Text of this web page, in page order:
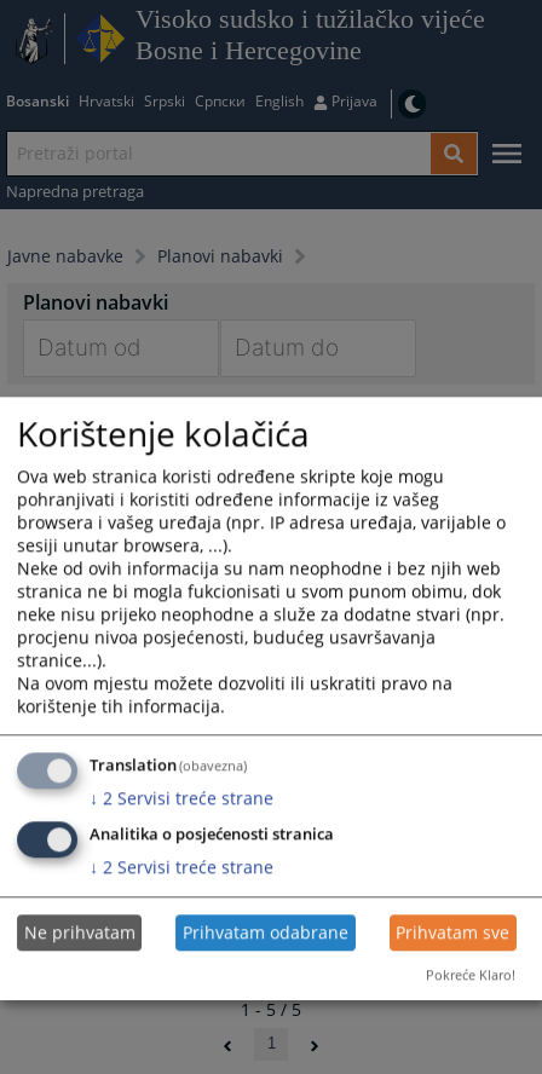
Visoko sudsko i tužilačko vijeće
Bosne i Hercegovine
Bosanski Hrvatski Srpski Српски English Prijava
Napredna pretraga
Javne nabavke Planovi nabavki
Planovi nabavki
to
interact
with
the
calendar
and
select
a
date.
Press
the
question
mark
key
get
the
keyboard
shortcuts
for
dates.
to
interact
with
the
calendar
and
select
a
date.
Press
the
question
mark
key
to
get
the
keyboard
shortcuts
for
dates.
25.12.2025.
22.10.2024.
Plan nabavki za 2024. godinu - prečišćeni tekst
30.09.2022.
Obrazac praćenja realizacije ugovora/okvirnih sporazuma
VSTV-a BiH
21.09.2022.
Plan nabavki za 2022. godinu
10.02.2022.
Privremeni plan nabavki za 2022. godinu
1 - 5 / 5
1
Korištenje kolačića
Ova web stranica koristi određene skripte koje mogu
pohranjivati i koristiti određene informacije iz vašeg
browsera i vašeg uređaja (npr. IP adresa uređaja, varijable o
sesiji unutar browsera, ...).
Neke od ovih informacija su nam neophodne i bez njih web
stranica ne bi mogla fukcionisati u svom punom obimu, dok
neke nisu prijeko neophodne a služe za dodatne stvari (npr.
procjenu nivoa posjećenosti, budućeg usavršavanja
stranice...).
Na ovom mjestu možete dozvoliti ili uskratiti pravo na
korištenje tih informacija.
Translation(obavezna)
↓ 2 Servisi treće strane
Analitika o posjećenosti stranica
↓ 2 Servisi treće strane
Ne prihvatam Prihvatam odabrane Prihvatam sve
Pokreće Klaro!